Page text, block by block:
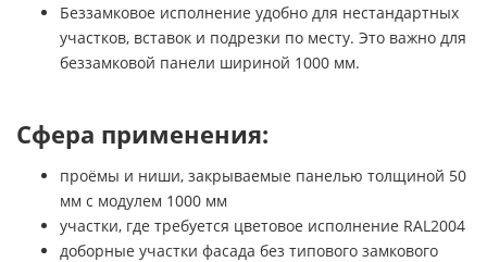
Беззамковое исполнение удобно для нестандартных
участков, вставок и подрезки по месту. Это важно для
беззамковой панели шириной 1000 мм.
Сфера применения:
проёмы и ниши, закрываемые панелью толщиной 50
мм с модулем 1000 мм
участки, где требуется цветовое исполнение RAL2004
доборные участки фасада без типового замкового